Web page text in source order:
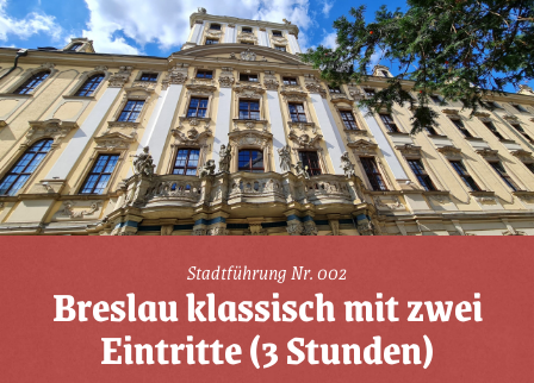
Stadtführung Nr. 002
Breslau klassisch mit zwei
Eintritte (3 Stunden)